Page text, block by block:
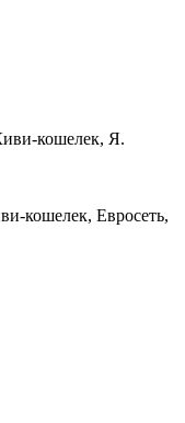
кошелек, Я.
кошелек, Евросеть,